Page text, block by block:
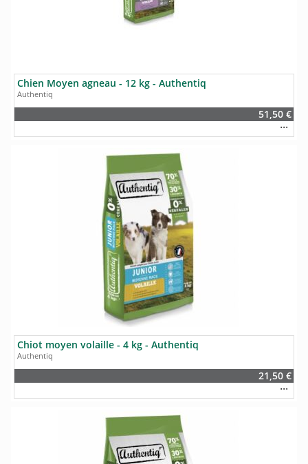
Chien Moyen agneau - 12 kg - Authentiq
Authentiq
51,50 €
Chiot moyen volaille - 4 kg - Authentiq
Authentiq
21,50 €